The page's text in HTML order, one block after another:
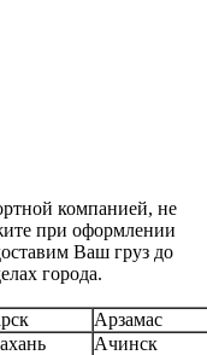
компанией, не
при оформлении
Ваш груз до
города.
Арзамас
Ачинск